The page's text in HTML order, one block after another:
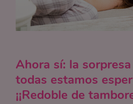
Ahora sí: la
todas estamos
¡¡Redoble de